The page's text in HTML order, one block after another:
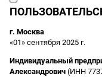
г. Москва
«01» сентября 2025 г.
Индивидуальный
Александрович (ИНН